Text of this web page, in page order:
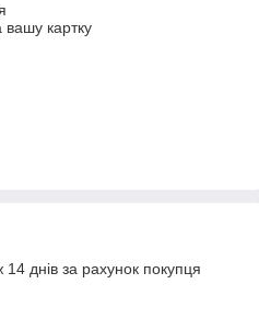
вашу картку
днів за рахунок покупця